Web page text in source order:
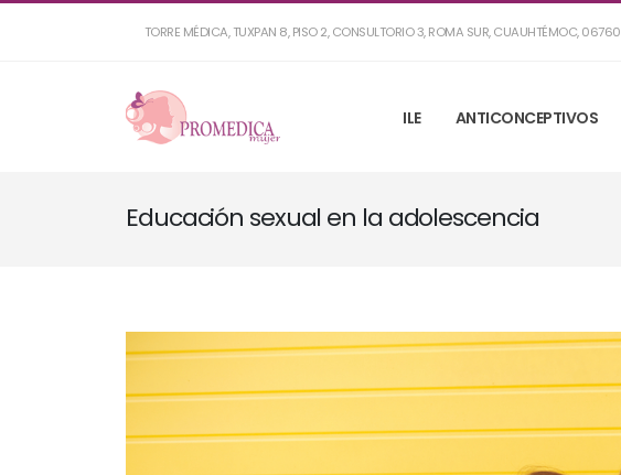
TORRE MÉDICA, TUXPAN 8, PISO 2, CONSULTORIO 3, ROMA SUR, CUAUHTÉMOC, 06760
ILE ANTICONCEPTIVOS
Educación sexual en la adolescencia